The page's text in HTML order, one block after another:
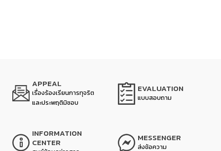
APPEAL
เรื่องร้องเรียนการทุจริต
และประพฤติมิชอบ
EVALUATION
แบบสอบถาม
INFORMATION
CENTER
MESSENGER
ส่งข้อความ